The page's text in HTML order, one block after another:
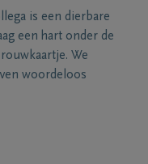
is een dierbare
een hart onder de
We
woordeloos